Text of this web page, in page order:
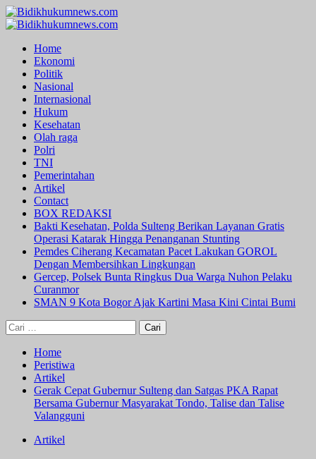
Skip
to
Primary
Home
Ekonomi
Politik
Nasional
Internasional
Hukum
Kesehatan
Olah raga
Polri
TNI
Pemerintahan
Artikel
Contact
BOX REDAKSI
Bakti Kesehatan, Polda Sulteng Berikan Layanan Gratis
Operasi Katarak Hingga Penanganan Stunting
Pemdes Ciherang Kecamatan Pacet Lakukan GOROL
Dengan Membersihkan Lingkungan
Gercep, Polsek Bunta Ringkus Dua Warga Nuhon Pelaku
Curanmor
SMAN 9 Kota Bogor Ajak Kartini Masa Kini Cintai Bumi
Cari
untuk:
Home
Peristiwa
Artikel
Gerak Cepat Gubernur Sulteng dan Satgas PKA Rapat
Bersama Gubernur Masyarakat Tondo, Talise dan Talise
Valangguni
Artikel